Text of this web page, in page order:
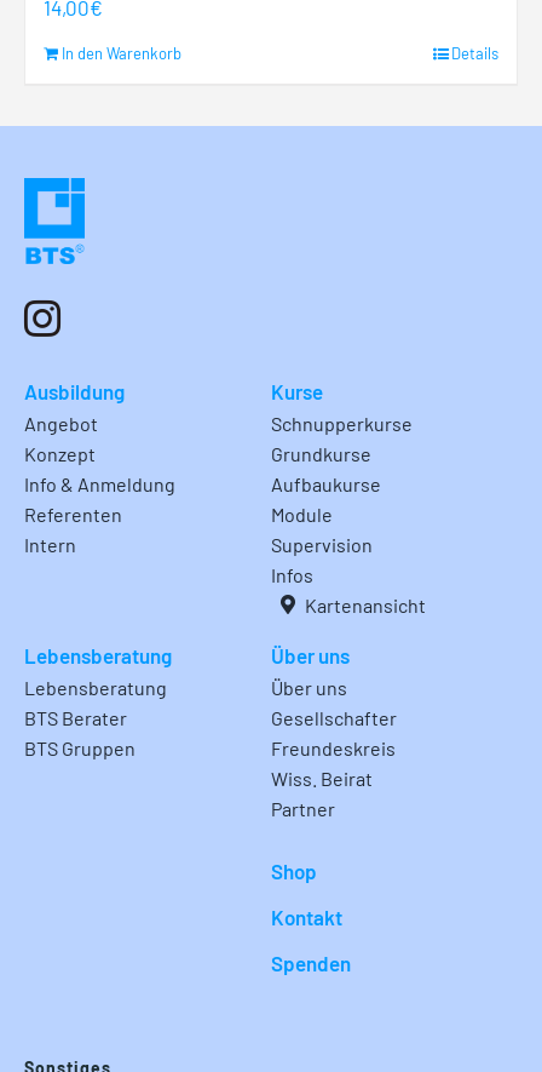
14,00€
In den Warenkorb Details
Ausbildung
Angebot
Konzept
Info & Anmeldung
Referenten
Intern
Kurse
Schnupperkurse
Grundkurse
Aufbaukurse
Module
Supervision
Infos
Kartenansicht
Lebensberatung
Lebensberatung
BTS Berater
BTS Gruppen
Über uns
Über uns
Gesellschafter
Freundeskreis
Wiss. Beirat
Partner
Shop
Kontakt
Spenden
Sonstiges